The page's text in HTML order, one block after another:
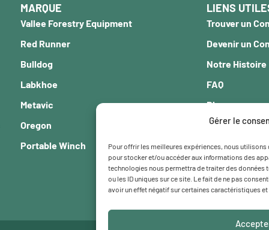
Gérer le
Pour offrir les meilleures expériences, nous
pour stocker et/ou accéder aux informations des
technologies nous permettra de traiter des données
ou les ID uniques sur ce site. Le fait de ne pas
avoir un effet négatif sur certaines caractéristiques et
MARQUE
Vallee Forestry Equipment
Red Runner
Bulldog
Labkhoe
Metavic
Oregon
Portable Winch
LIENS
Trouver un
Devenir un
Notre Histoire
FAQ
Blogue
Garantie
Carrière
Contact